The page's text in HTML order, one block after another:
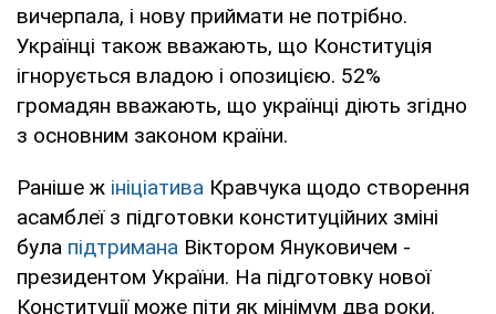
вичерпала, і нову приймати не потрібно.
Українці також вважають, що Конституція
ігнорується владою і опозицією. 52%
громадян вважають, що українці діють згідно
з основним законом країни.
Раніше ж ініціатива Кравчука щодо створення
асамблеї з підготовки конституційних зміні
була підтримана Віктором Януковичем -
президентом України. На підготовку нової
Конституції може піти як мінімум два роки.